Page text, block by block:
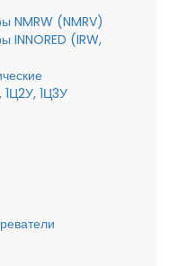
NMRW (NMRV)
INNORED (IRW,
1Ц2У, 1Ц3У